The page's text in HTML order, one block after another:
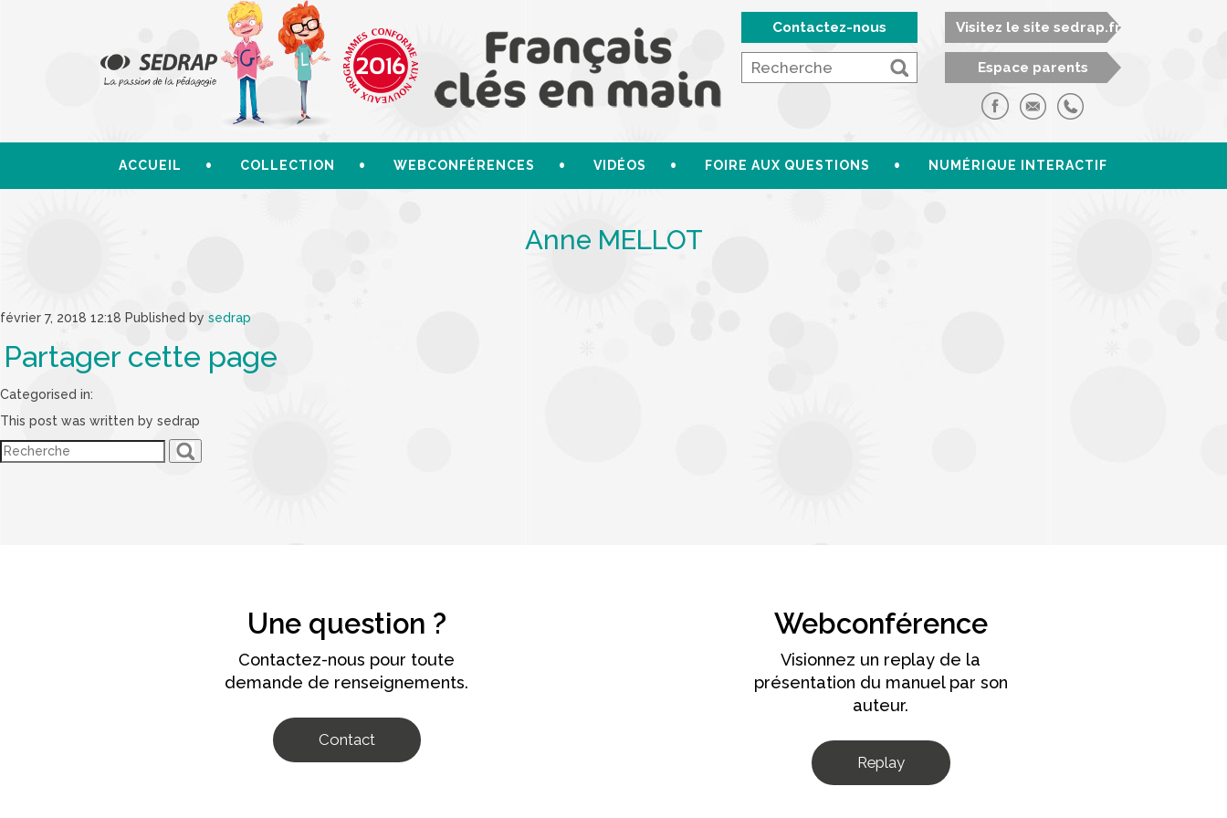
Contactez-nous Visitez le site sedrap.fr
Espace parents
ACCUEIL COLLECTION WEBCONFÉRENCES VIDÉOS FOIRE AUX QUESTIONS NUMÉRIQUE INTERACTIF
Anne MELLOT
février 7, 2018 12:18 Published by sedrap
Partager cette page
Categorised in:
This post was written by sedrap
Une question ?
Contactez-nous pour toute
demande de renseignements.
Contact
Webconférence
Visionnez un replay de la
présentation du manuel par son
auteur.
Replay